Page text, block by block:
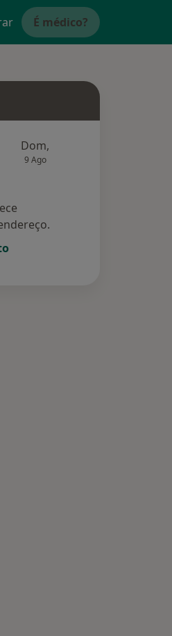
É médico?
Dom,
9 Ago